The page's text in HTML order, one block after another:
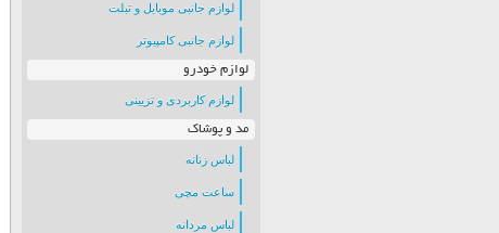
لوازم جانبی موبایل و تبلت
لوازم جانبی کامپیوتر
لوازم خودرو
لوازم کاربردی و تزیینی
مد و پوشاک
لباس زنانه
ساعت مچی
لباس مردانه